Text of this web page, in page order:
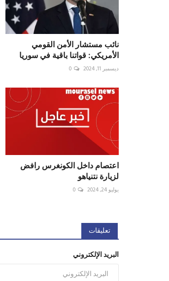
نائب مستشار الأمن القومي
الأمريكي: قواتنا باقية في سوريا
ديسمبر 11, 2024 0
اعتصام داخل الكونغرس رافض
لزيارة نتنياهو ⁧‫
يوليو 24, 2024 0
تعليقات
البريد الإلكتروني